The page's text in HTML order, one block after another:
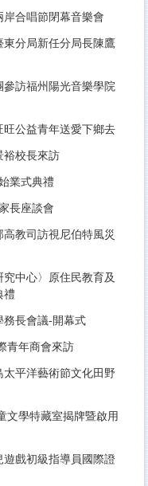
合唱節閉幕音樂會
分局新任分局長陳鷹
訪福州陽光音樂學院
公益青年送愛下鄉去
裕校長來訪
業式典禮
長座談會
教司訪視尼伯特風災
中心〉原住民教育及
禮
務長會議-開幕式
青年商會來訪
太平洋藝術節文化田野
文學特藏室揭牌暨啟用
戲初級指導員國際證